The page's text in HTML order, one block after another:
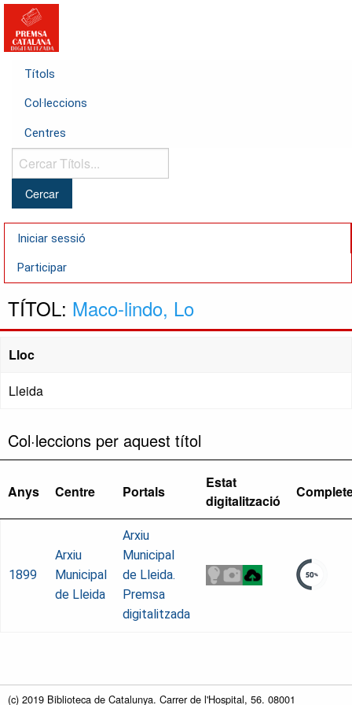
Títols
Col·leccions
Centres
Cercar
Títols...
Iniciar sessió
Participar
TÍTOL: Maco-lindo, Lo
Lloc
Lleida
Col·leccions per aquest títol
Anys Centre Portals
Estat
digitalització
1899
Arxiu
Municipal
de Lleida
Arxiu
Municipal
de Lleida.
Premsa
digitalitzada
(c) 2019 Biblioteca de Catalunya. Carrer de l'Hospital, 56. 08001